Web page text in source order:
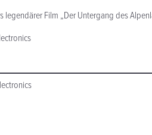
legendärer Film „Der Untergang des